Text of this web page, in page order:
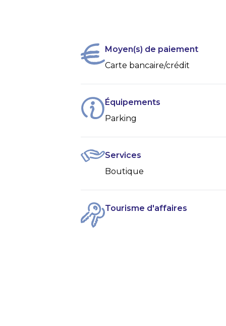
Moyen(s) de paiement
Carte bancaire/crédit
Équipements
Parking
Services
Boutique
Tourisme d'affaires